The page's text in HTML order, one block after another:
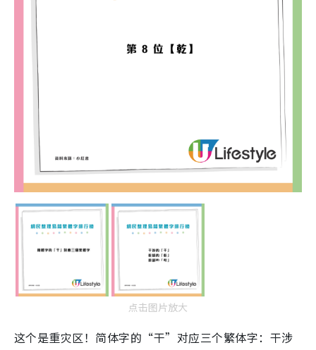
点击图片放大
这个是重灾区！简体字的“干”对应三个繁体字：干涉